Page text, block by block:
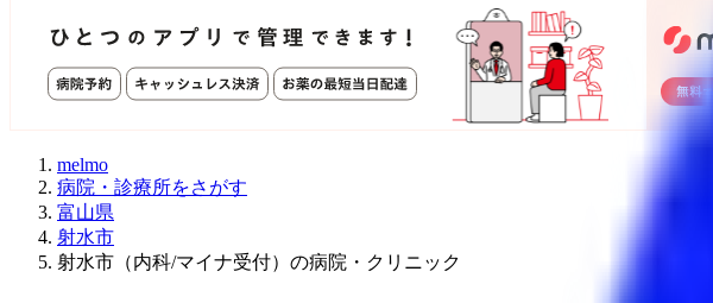
melmo
病院・診療所をさがす
富山県
射水市
射水市（内科/マイナ受付）の病院・クリニック